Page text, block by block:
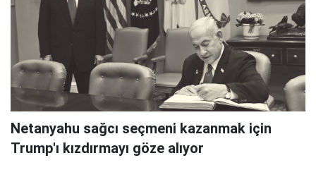
Netanyahu sağcı seçmeni kazanmak için
Trump'ı kızdırmayı göze alıyor